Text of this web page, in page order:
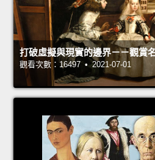
打破虛擬與現實的邊界－－觀賞
觀看次數：16497 • 2021-07-01